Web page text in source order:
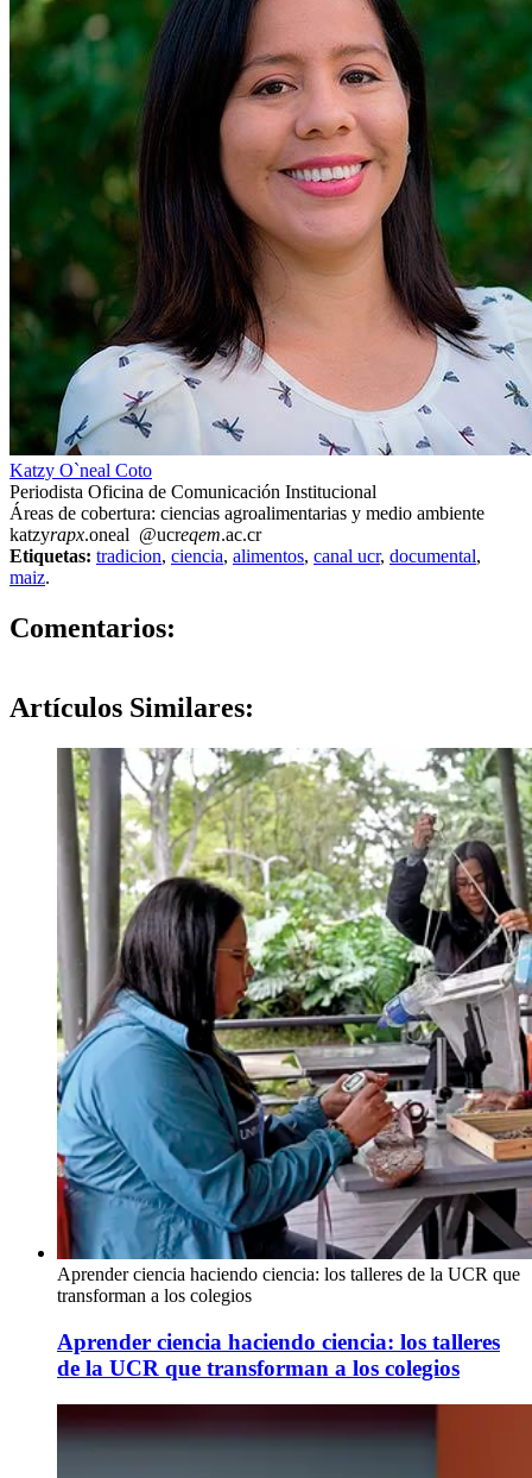
Katzy O`neal Coto
Periodista Oficina de Comunicación Institucional
Áreas de cobertura: ciencias agroalimentarias y medio ambiente
katzyrapx.oneal @ucreqem.ac.cr
Etiquetas: tradicion, ciencia, alimentos, canal ucr, documental,
maiz.
Comentarios:
Artículos Similares:
Aprender ciencia haciendo ciencia: los talleres de la UCR que
transforman a los colegios
Aprender ciencia haciendo ciencia: los talleres
de la UCR que transforman a los colegios